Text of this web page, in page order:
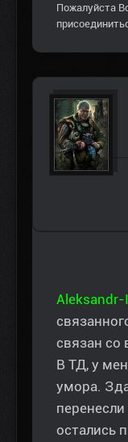
Пожалуйста
Aleksandr-
связан со
В ТД, у
умора.
остались